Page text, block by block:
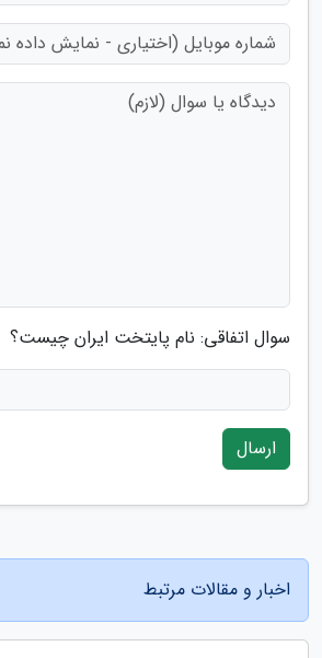
سوال اتفاقی: نام پایتخت ایران چیست؟
ارسال
اخبار و مقالات مرتبط